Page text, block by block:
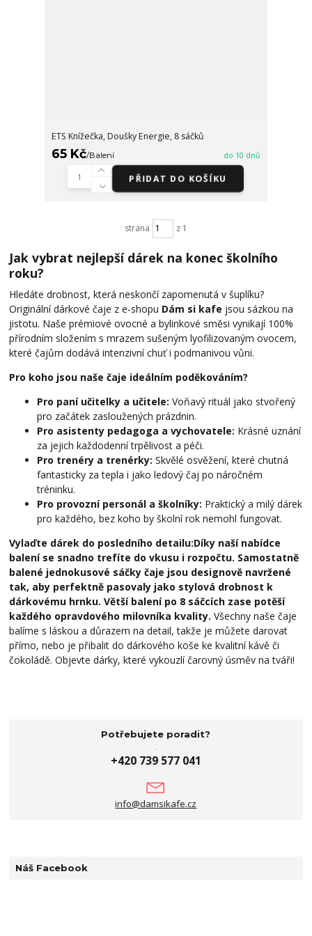
ETS Knížečka, Doušky Energie, 8 sáčků
65 Kč/Balení do 10 dnů
PŘIDAT DO KOŠÍKU
strana z 1
Jak vybrat nejlepší dárek na konec školního
roku?
Hledáte drobnost, která neskončí zapomenutá v šuplíku?
Originální dárkové čaje z e-shopu Dám si kafe jsou sázkou na
jistotu. Naše prémiové ovocné a bylinkové směsi vynikají 100%
přírodním složením s mrazem sušeným lyofilizovaným ovocem,
které čajům dodává intenzivní chuť i podmanivou vůni.
Pro koho jsou naše čaje ideálním poděkováním?
Pro paní učitelky a učitele: Voňavý rituál jako stvořený
pro začátek zasloužených prázdnin.
Pro asistenty pedagoga a vychovatele: Krásné uznání
za jejich každodenní trpělivost a péči.
Pro trenéry a trenérky: Skvělé osvěžení, které chutná
fantasticky za tepla i jako ledový čaj po náročném
tréninku.
Pro provozní personál a školníky: Praktický a milý dárek
pro každého, bez koho by školní rok nemohl fungovat.
Vylaďte dárek do posledního detailu:Díky naší nabídce
balení se snadno trefíte do vkusu i rozpočtu. Samostatně
balené jednokusové sáčky čaje jsou designově navržené
tak, aby perfektně pasovaly jako stylová drobnost k
dárkovému hrnku. Větší balení po 8 sáčcích zase potěší
každého opravdového milovníka kvality. Všechny naše čaje
balíme s láskou a důrazem na detail, takže je můžete darovat
přímo, nebo je přibalit do dárkového koše ke kvalitní kávě či
čokoládě. Objevte dárky, které vykouzlí čarovný úsměv na tváři!
Potřebujete poradit?
+420 739 577 041
info@damsikafe.cz
Náš Facebook